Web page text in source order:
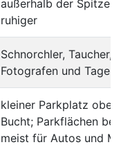
außerhalb der
ruhiger
Schnorchler, Taucher,
Fotografen und
kleiner Parkplatz
Bucht; Parkflächen
meist für Autos und